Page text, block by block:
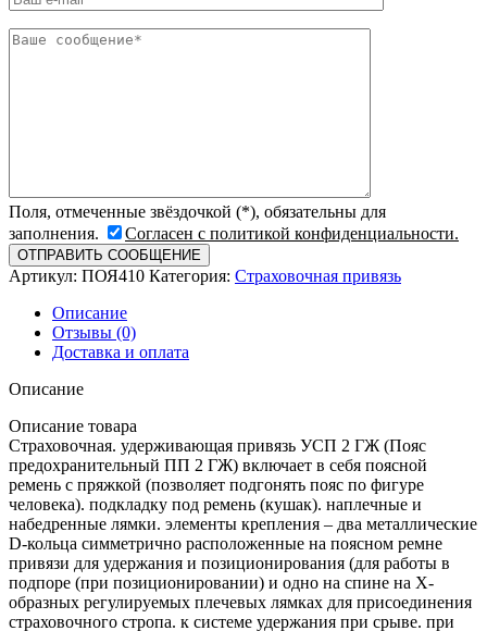
Поля, отмеченные звёздочкой (*), обязательны для
заполнения.
Согласен с политикой конфиденциальности.
Артикул: ПОЯ410 Категория: Страховочная привязь
Описание
Отзывы (0)
Доставка и оплата
Описание
Описание товара
Страховочная. удерживающая привязь УСП 2 ГЖ (Пояс
предохранительный ПП 2 ГЖ) включает в себя поясной
ремень с пряжкой (позволяет подгонять пояс по фигуре
человека). подкладку под ремень (кушак). наплечные и
набедренные лямки. элементы крепления – два металлические
D-кольца симметрично расположенные на поясном ремне
привязи для удержания и позиционирования (для работы в
подпоре (при позиционировании) и одно на спине на Х-
образных регулируемых плечевых лямках для присоединения
страховочного стропа. к системе удержания при срыве. при